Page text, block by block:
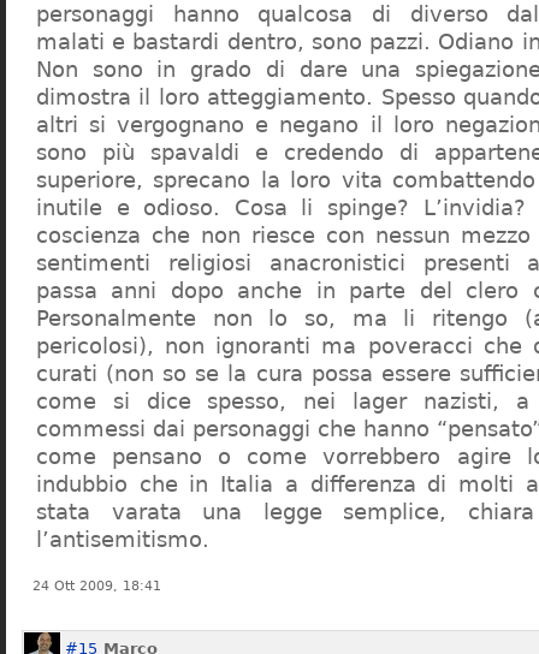
personaggi hanno qualcosa di diverso
malati e bastardi dentro, sono pazzi. Odiano
Non sono in grado di dare una
dimostra il loro atteggiamento. Spesso
altri si vergognano e negano il loro
sono più spavaldi e credendo di
superiore, sprecano la loro vita
inutile e odioso. Cosa li spinge?
coscienza che non riesce con nessun
sentimenti religiosi anacronistici presenti
passa anni dopo anche in parte del clero
Personalmente non lo so, ma li ritengo
pericolosi), non ignoranti ma poveracci che
curati (non so se la cura possa essere
come si dice spesso, nei lager nazisti,
commessi dai personaggi che hanno
come pensano o come vorrebbero agire
indubbio che in Italia a differenza di molti
stata varata una legge semplice,
l’antisemitismo.
24 Ott 2009, 18:41
#15 Marco